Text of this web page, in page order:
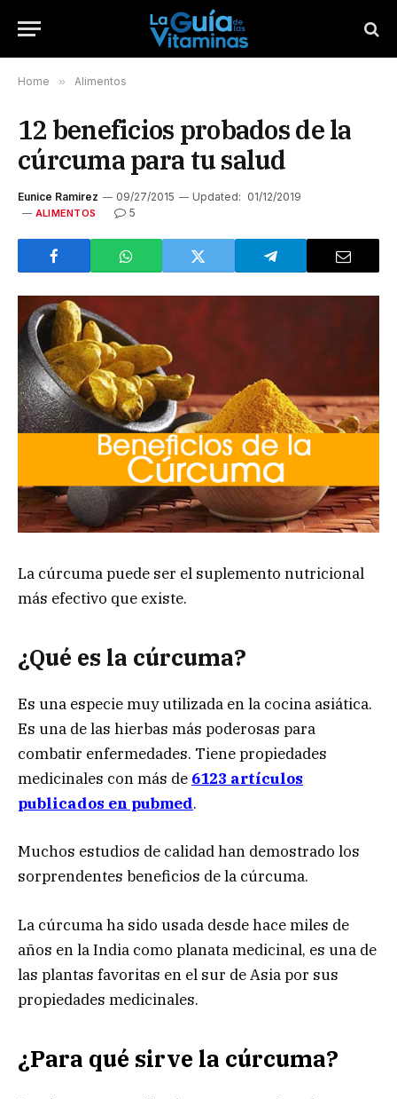
Home » Alimentos
12 beneficios probados de la
cúrcuma para tu salud
Eunice Ramirez 09/27/2015 Updated: 01/12/2019
ALIMENTOS 5
La cúrcuma puede ser el suplemento nutricional
más efectivo que existe.
¿Qué es la cúrcuma?
Es una especie muy utilizada en la cocina asiática.
Es una de las hierbas más poderosas para
combatir enfermedades. Tiene propiedades
medicinales con más de 6123 artículos
publicados en pubmed.
Muchos estudios de calidad han demostrado los
sorprendentes beneficios de la cúrcuma.
La cúrcuma ha sido usada desde hace miles de
años en la India como planata medicinal, es una de
las plantas favoritas en el sur de Asia por sus
propiedades medicinales.
¿Para qué sirve la cúrcuma?